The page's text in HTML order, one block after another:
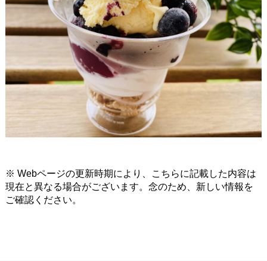
※ Webページの更新時期により、こちらに記載した内容は
現在と異なる場合がございます。念のため、新しい情報を
ご確認ください。